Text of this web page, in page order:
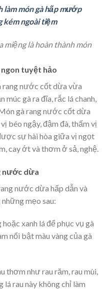
làm món gà hấp mướp
kém ngoài tiệm
miệng là hoàn thành món
tuyệt hảo
rang nước cốt dừa vừa
múc gà ra đĩa, rắc lá chanh,
gà rang nước cốt dừa
béo ngậy, đậm đà, thấm vị
sự hài hòa giữa vị ngọt
cay ớt và thơm ở sả, nghệ.
nước dừa
nước dừa hấp dẫn và
mẹo sau:
xanh lá để phục vụ gà
nổi bật màu vàng của gà
thơm như rau răm, rau mùi,
lá rau này không chỉ làm